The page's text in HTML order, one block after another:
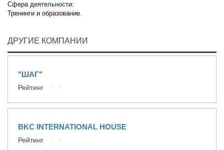
Сфера деятельности:
Тренинги и образование.
ДРУГИЕ КОМПАНИИ
"ШАГ"
Рейтинг
BKC INTERNATIONAL HOUSE
Рейтинг